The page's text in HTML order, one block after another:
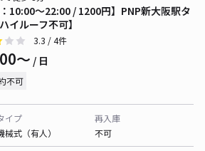
：10:00～22:00 / 1200円】PNP新大阪駅タ
イルーフ不可】
3.3 / 4件
〜 / 日
不可
イプ
械式（有人）
再入庫
不可